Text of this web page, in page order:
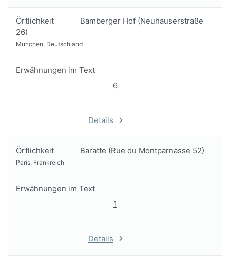
Örtlichkeit
Bamberger Hof (Neuhauserstraße
26)
München, Deutschland
Erwähnungen im Text
6
Details
Örtlichkeit Baratte (Rue du Montparnasse 52)
Paris, Frankreich
Erwähnungen im Text
1
Details